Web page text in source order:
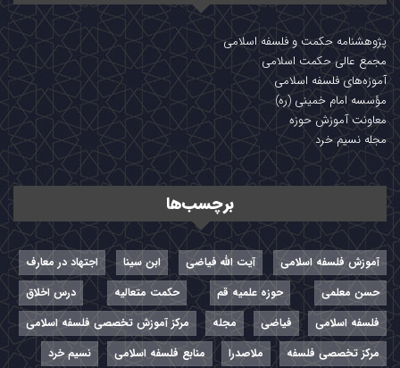
پژوهشنامه حکمت و فلسفه اسلامی
مجمع عالی حکمت اسلامی
آموزه‌های فلسفه اسلامی
مؤسسه امام خمینی (ره)
معاونت آموزش حوزه
مجله نسیم خرد
برچسب‌ها
آموزش فلسفه اسلامی آیت الله فیاضی ابن سینا
اجتهاد در معارف
حسن معلمی
حوزه علمیه قم حکمت متعالیه
درس اخلاق
فلسفه اسلامی
فیاضی مجله
مرکز آموزش تخصصی فلسفه اسلامی
مرکز تخصصی فلسفه
ملاصدرا منابع فلسفه اسلامی نسیم خرد